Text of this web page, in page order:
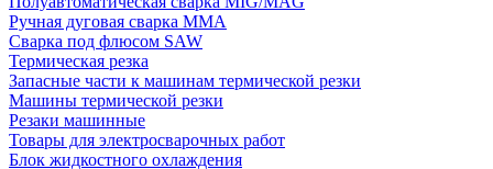
Ручная дуговая сварка MMA
Сварка под флюсом SAW
Термическая резка
Запасные части к машинам термической резки
Машины термической резки
Резаки машинные
Товары для электросварочных работ
Блок жидкостного охлаждения